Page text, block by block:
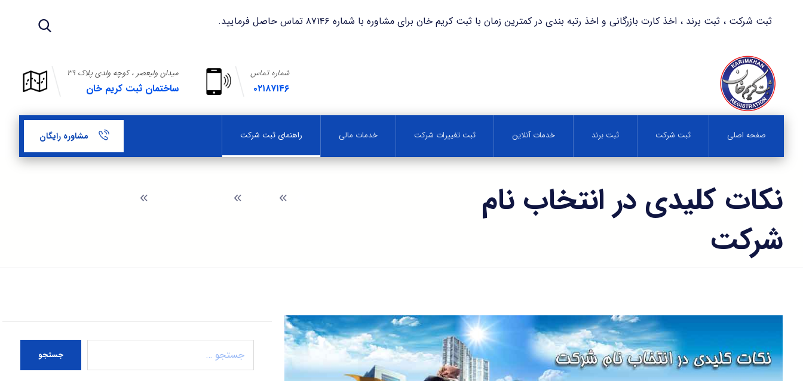
ثبت شرکت ، ثبت برند ، اخذ کارت بازرگانی و اخذ رتبه بندی در کمترین زمان با ثبت کریم خان برای مشاوره با شماره ۸۷۱۴۶ تماس حاصل فرمایید.
میدان ولیعصر ، کوچه ولدی پلاک ۳۹
ساختمان ثبت کریم خان
شماره تماس
۰۲۱۸۷۱۴۶
صفحه اصلی ثبت شرکت ثبت برند خدمات آنلاین ثبت تغییرات شرکت خدمات مالی راهنمای ثبت شرکت مشاوره رایگان
نکات کلیدی در انتخاب نام
شرکت
جستجو